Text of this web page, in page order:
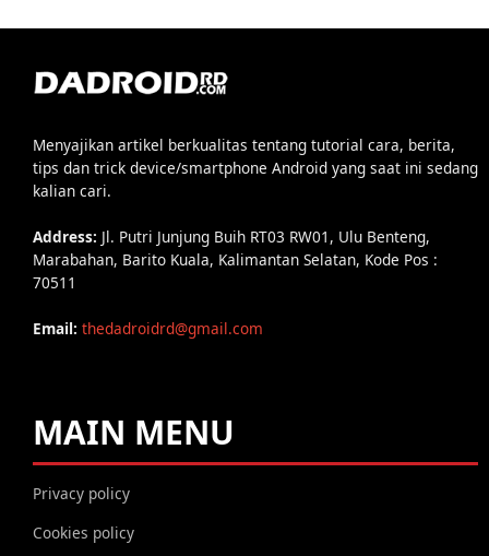
Menyajikan artikel berkualitas tentang tutorial cara, berita,
tips dan trick device/smartphone Android yang saat ini sedang
kalian cari.
Address: Jl. Putri Junjung Buih RT03 RW01, Ulu Benteng,
Marabahan, Barito Kuala, Kalimantan Selatan, Kode Pos :
70511
Email: thedadroidrd@gmail.com
MAIN MENU
Privacy policy
Cookies policy